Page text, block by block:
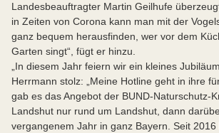
Landesbeauftragter Martin Geilhufe
in Zeiten von Corona kann man mit der
ganz bequem herausfinden, wer vor dem
Garten singt“, fügt er hinzu.
„In diesem Jahr feiern wir ein kleines
Herrmann stolz: „Meine Hotline geht in ihre
gab es das Angebot der BUND-Naturschutz-
Landshut nur rund um Landshut, dann
vergangenem Jahr in ganz Bayern. Seit